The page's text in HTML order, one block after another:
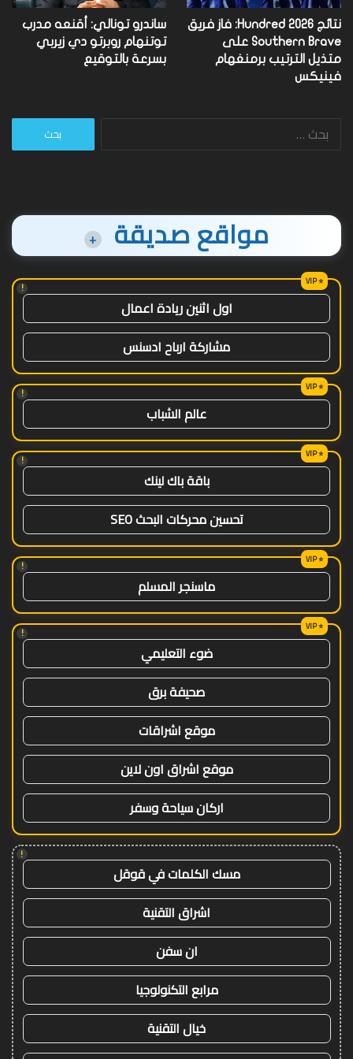
نتائج Hundred 2026: فاز فريق
Southern Brave على
متذيل الترتيب برمنغهام
فينيكس
ساندرو تونالي: أقنعه مدرب
توتنهام روبرتو دي زيربي
بسرعة بالتوقيع
البحث
مواقع صديقة +
!
اول اثنين ريادة اعمال
مشاركة ارباح ادسنس
!
عالم الشباب
!
باقة باك لينك
تحسين محركات البحث SEO
!
ماسنجر المسلم
!
ضوء التعليمي
صحيفة برق
موقع اشراقات
موقع اشراق اون لاين
اركان سياحة وسفر
!
مسك الكلمات في قوقل
اشراق التقنية
ان سفن
مرابع التكنولوجيا
خيال التقنية